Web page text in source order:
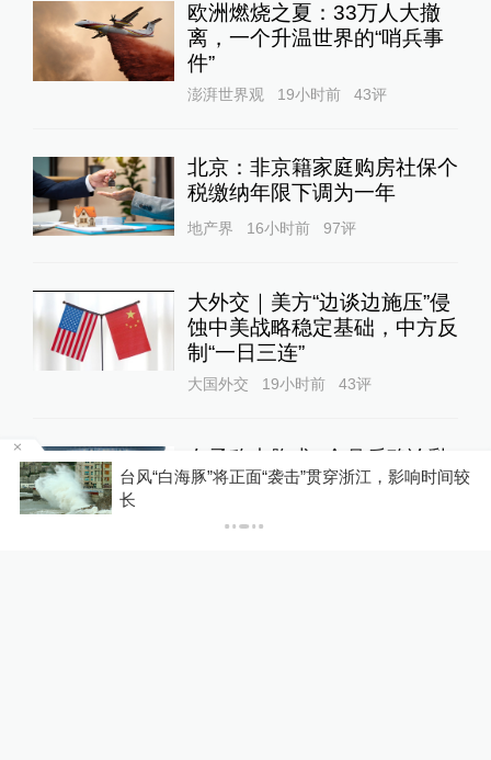
欧洲燃烧之夏：33万人大撤
离，一个升温世界的“哨兵事
件”
澎湃世界观 19小时前 43评
北京：非京籍家庭购房社保个
税缴纳年限下调为一年
地产界 16小时前 97评
大外交｜美方“边谈边施压”侵
蚀中美战略稳定基础，中方反
制“一日三连”
大国外交 19小时前 43评
女子称丰胸术9个月后确诊乳
腺癌，医美机构：手术不可能
台风“白海豚”将正面“袭击”贯穿浙江，影响时间较
长